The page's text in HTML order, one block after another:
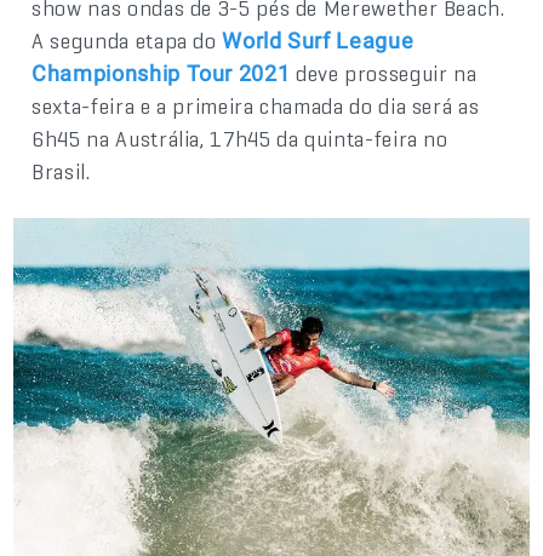
show nas ondas de 3-5 pés de Merewether Beach.
A segunda etapa doWorld Surf League
Championship Tour 2021 deve prosseguir na
sexta-feira e a primeira chamada do dia será as
6h45 na Austrália, 17h45 da quinta-feira no
Brasil.